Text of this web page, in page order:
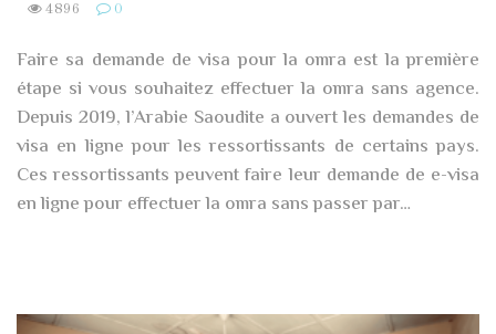
4896 0
Faire sa demande de visa pour la omra est la première
étape si vous souhaitez effectuer la omra sans agence.
Depuis 2019, l’Arabie Saoudite a ouvert les demandes de
visa en ligne pour les ressortissants de certains pays.
Ces ressortissants peuvent faire leur demande de e-visa
en ligne pour effectuer la omra sans passer par…